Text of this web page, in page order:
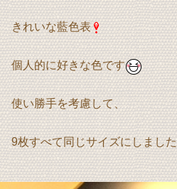
きれいな藍色表
個人的に好きな色です
使い勝手を考慮して、
9枚すべて同じサイズにしました